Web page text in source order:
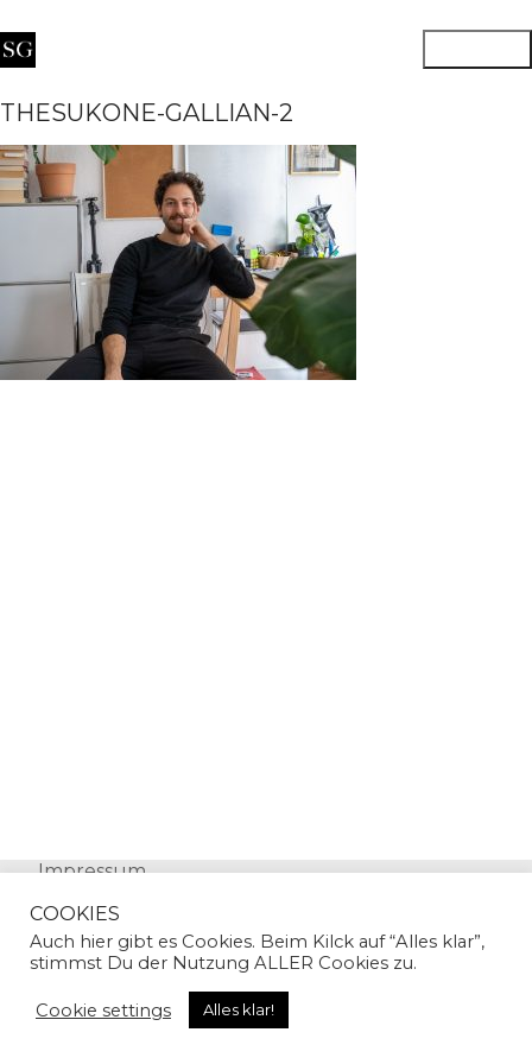
THESUKONE-GALLIAN-2
Impressum
© Copyright 2024 | Sandra Gallian | All Rights
COOKIES
Auch hier gibt es Cookies. Beim Kilck auf “Alles klar”,
stimmst Du der Nutzung ALLER Cookies zu.
Cookie settings Alles klar!